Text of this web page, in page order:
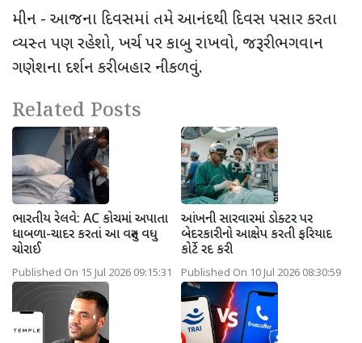
મીન - આજના દિવસમાં તમે આનંદથી દિવસ પસાર કરતા
વ્યસ્ત પણ રહેશો, ખર્ચ પર કાબુ રાખવો, જરૂરી ભગવાન
ગણેશના દર્શન કરી બહાર નીકળવું.
Related Posts
ભારતીય રેલવે: AC કોચમાં અપાતા
ધાબળા-ચાદર કરતાં આ વસ્તુ વધુ
ચોરાઈ
Published On 15 Jul 2026 09:15:31
આંખની સારવારમાં ડોક્ટર પર
બેદરકારીનો આક્ષેપ કરતી ફરિયાદ
કોર્ટે રદ કરી
Published On 10 Jul 2026 08:30:59